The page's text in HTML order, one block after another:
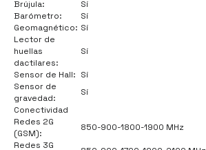
Brújula:
Sí
Barómetro:
Sí
Geomagnético: Sí
Lector de
huellas
dactilares:
Sí
Sensor de Hall: Sí
Sensor de
gravedad:
Sí
Conectividad
Redes 2G
(GSM):
850-900-1800-1900 MHz
Redes 3G